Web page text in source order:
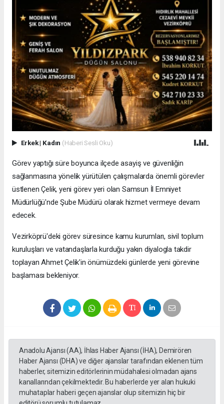
Erkek| Kadın (Haberi Sesli Oku)
Görev yaptığı süre boyunca ilçede asayiş ve güvenliğin
sağlanmasına yönelik yürütülen çalışmalarda önemli görevler
üstlenen Çelik, yeni görev yeri olan Samsun İl Emniyet
Müdürlüğü'nde Şube Müdürü olarak hizmet vermeye devam
edecek.
Vezirköprü'deki görev süresince kamu kurumları, sivil toplum
kuruluşları ve vatandaşlarla kurduğu yakın diyalogla takdir
toplayan Ahmet Çelik'in önümüzdeki günlerde yeni görevine
başlaması bekleniyor.
Anadolu Ajansı (AA), İhlas Haber Ajansı (İHA), Demirören
Haber Ajansı (DHA) ve diğer ajanslar tarafından eklenen tüm
haberler, sitemizin editörlerinin müdahalesi olmadan ajans
kanallarından çekilmektedir. Bu haberlerde yer alan hukuki
muhataplar haberi geçen ajanslar olup sitemizin hiç bir